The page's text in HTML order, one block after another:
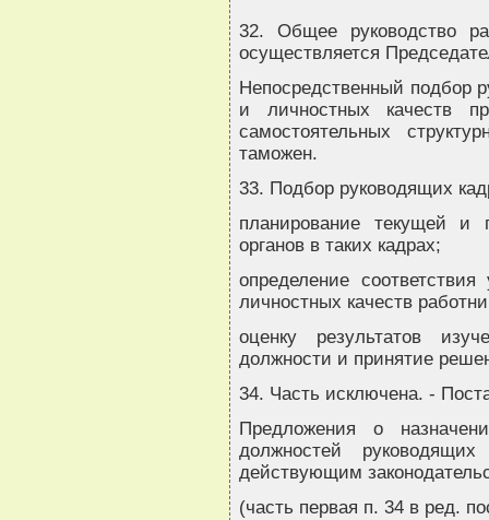
32. Общее руководство
осуществляется
Непосредственный подбор
и личностных качеств
самостоятельных
таможен.
33. Подбор руководящих
планирование текущей и
органов в таких кадрах;
определение
личностных качеств
оценку результатов
должности и принятие
34. Часть исключена. -
Предложения о
должностей
действующим
(часть первая п. 34 в ред.